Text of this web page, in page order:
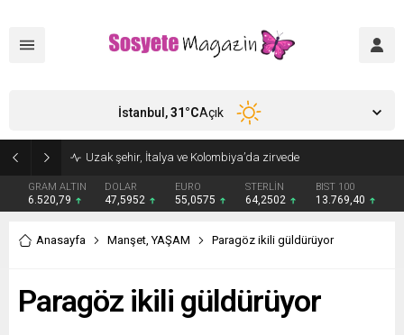
GRAM ALTIN
6.520,79
DOLAR
47,5952
EURO
55,0575
STERLİN
64,2502
BIST 100
13.769,40
İstanbul,31°CAçık
Anasayfa Manşet,YAŞAM Paragöz ikili güldürüyor
Paragöz ikili güldürüyor